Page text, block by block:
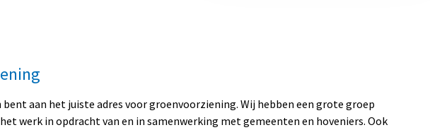
bent aan het juiste adres voor groenvoorziening. Wij hebben een grote groep
werk in opdracht van en in samenwerking met gemeenten en hoveniers. Ook